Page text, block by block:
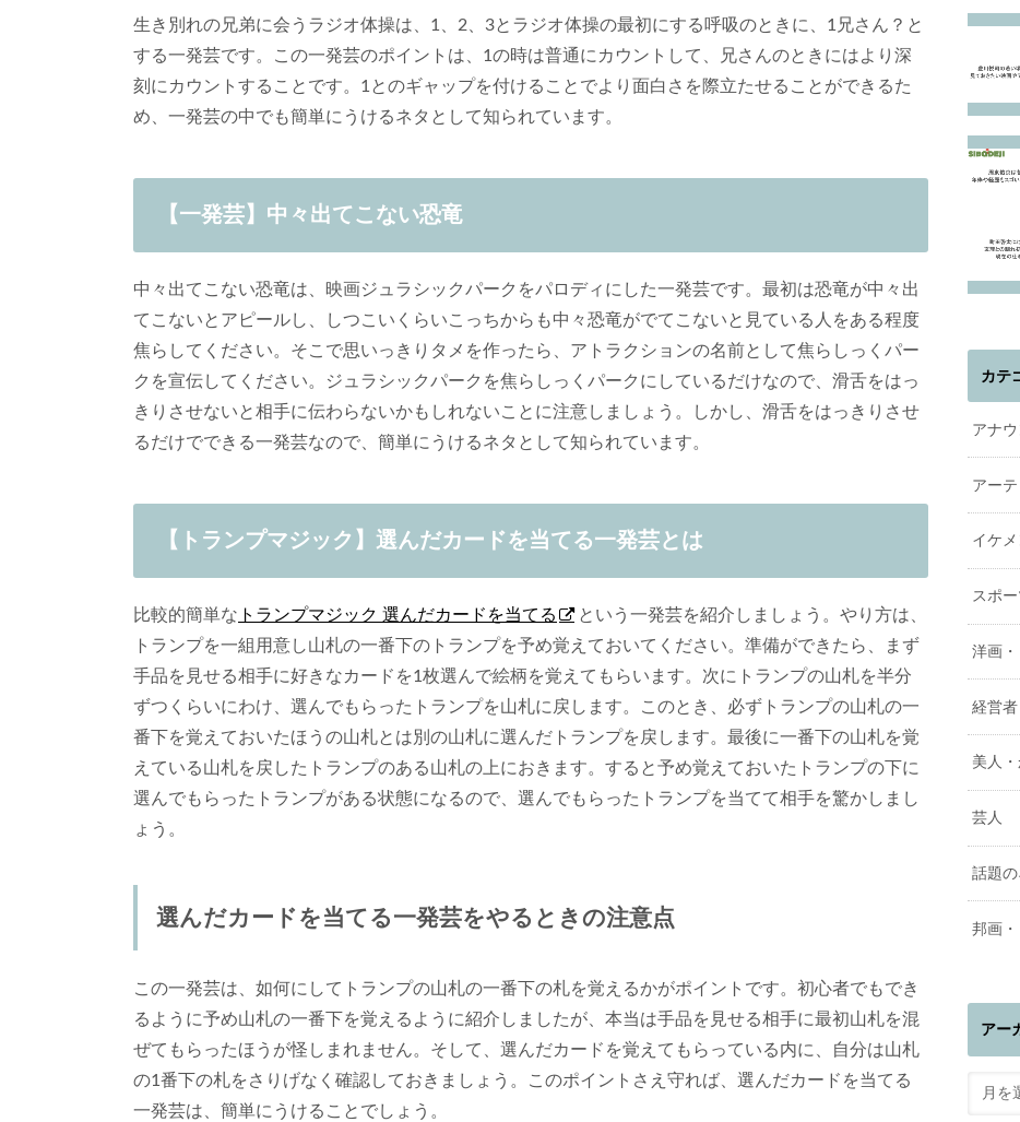
生き別れの兄弟に会うラジオ体操は、1、2、3とラジオ体操の最初にする呼吸のときに、1兄さん？と
する一発芸です。この一発芸のポイントは、1の時は普通にカウントして、兄さんのときにはより深
刻にカウントすることです。1とのギャップを付けることでより面白さを際立たせることができるた
め、一発芸の中でも簡単にうけるネタとして知られています。
【一発芸】中々出てこない恐竜
中々出てこない恐竜は、映画ジュラシックパークをパロディにした一発芸です。最初は恐竜が中々出
てこないとアピールし、しつこいくらいこっちからも中々恐竜がでてこないと見ている人をある程度
焦らしてください。そこで思いっきりタメを作ったら、アトラクションの名前として焦らしっくパー
クを宣伝してください。ジュラシックパークを焦らしっくパークにしているだけなので、滑舌をはっ
きりさせないと相手に伝わらないかもしれないことに注意しましょう。しかし、滑舌をはっきりさせ
るだけでできる一発芸なので、簡単にうけるネタとして知られています。
【トランプマジック】選んだカードを当てる一発芸とは
比較的簡単な トランプマジック 選んだカードを当てる
という一発芸を紹介しましょう。やり方は、
トランプを一組用意し山札の一番下のトランプを予め覚えておいてください。準備ができたら、まず
手品を見せる相手に好きなカードを1枚選んで絵柄を覚えてもらいます。次にトランプの山札を半分
ずつくらいにわけ、選んでもらったトランプを山札に戻します。このとき、必ずトランプの山札の一
番下を覚えておいたほうの山札とは別の山札に選んだトランプを戻します。最後に一番下の山札を覚
えている山札を戻したトランプのある山札の上におきます。すると予め覚えておいたトランプの下に
選んでもらったトランプがある状態になるので、選んでもらったトランプを当てて相手を驚かしまし
ょう。
選んだカードを当てる一発芸をやるときの注意点
この一発芸は、如何にしてトランプの山札の一番下の札を覚えるかがポイントです。初心者でもでき
るように予め山札の一番下を覚えるように紹介しましたが、本当は手品を見せる相手に最初山札を混
ぜてもらったほうが怪しまれません。そして、選んだカードを覚えてもらっている内に、自分は山札
の1番下の札をさりげなく確認しておきましょう。このポイントさえ守れば、選んだカードを当てる
一発芸は、簡単にうけることでしょう。
カテ
アナ
アーテ
イケ
スポ
洋画
経営者
美人
芸人
話題
邦画
アー